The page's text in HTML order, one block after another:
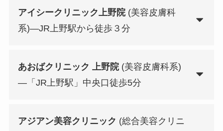
アイシークリニック上野院(美容皮膚科
系)—JR上野駅から徒歩３分
あおばクリニック 上野院(美容皮膚科系)
—「JR上野駅」中央口徒歩5分
アジアン美容クリニック (総合美容クリニ